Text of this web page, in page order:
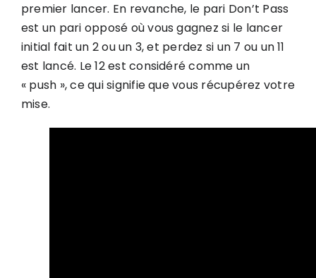
premier lancer. En revanche, le pari Don’t Pass
est un pari opposé où vous gagnez si le lancer
initial fait un 2 ou un 3, et perdez si un 7 ou un 11
est lancé. Le 12 est considéré comme un
« push », ce qui signifie que vous récupérez votre
mise.